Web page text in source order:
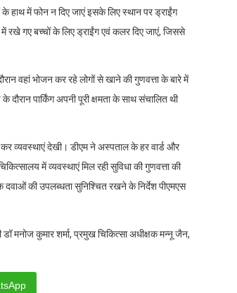
हाथ में फोन न दिए जाएं इसके लिए स्थान पर ड्राईंग
में रखे गए बच्चों के लिए ड्राईंग एवं कलर दिए जाएं, जिससे
वहां भोजन कर रहे लोगों से खाने की गुणवत्ता के बारे में
दौरान पार्किंग अपनी पूरी क्षमता के साथ संचालित थी
व्यवस्थाएं देखी। डीएम ने अस्पताल के हर वार्ड और
में व्यवस्थाएं मिल रही सुविधा की गुणवत्ता की
दवाओं की उपलब्धता सुनिश्चित रखने के निर्देश पीएमएस
डॉ मनोज कुमार शर्मा, प्रमुख चिकित्सा अधीक्षक मन्नू जैन,